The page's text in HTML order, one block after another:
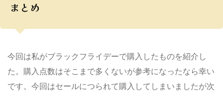
まとめ
今回は私がブラックフライデーで購入したものを紹介し
た。購入点数はそこまで多くないが参考になったなら幸い
です。今回はセールにつられて購入してしまいましたが次